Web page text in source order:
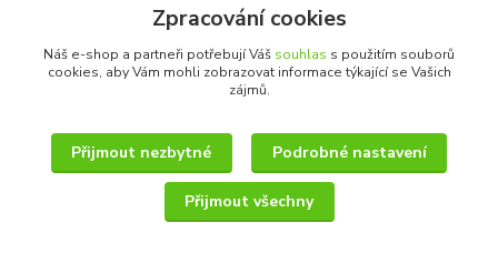
+420 728 830 042
info@pmkshop.cz
Zpracování cookies
Náš e-shop a partneři potřebují Váš souhlas s použitím souborů
cookies, aby Vám mohli zobrazovat informace týkající se Vašich
zájmů.
Přijmout nezbytné Podrobné nastavení
Přijmout všechny